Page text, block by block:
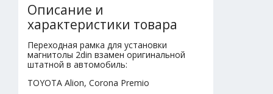
Описание и
характеристики товара
Переходная рамка для установки
магнитолы 2din взамен оригинальной
штатной в автомобиль:
TOYOTA Alion, Corona Premio